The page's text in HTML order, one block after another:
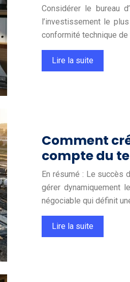
Considérer le bureau
l’investissement le
conformité technique
Lire la suite
Comment
compte du
En résumé : Le succès
gérer dynamiquement
négociable qui définit
Lire la suite